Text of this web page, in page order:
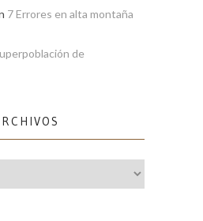
7 Errores en alta montaña
de